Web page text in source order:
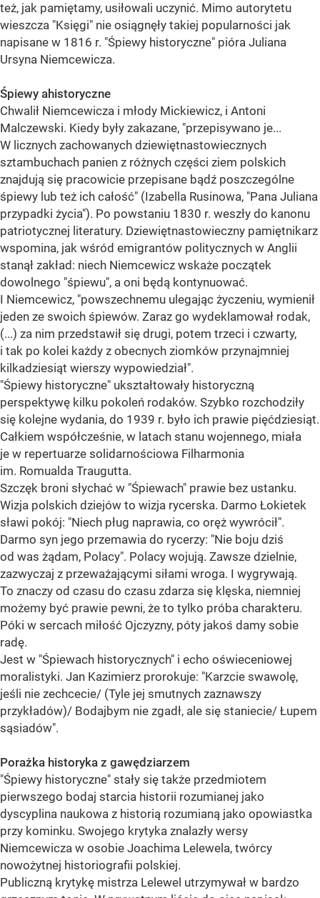
też, jak pamiętamy, usiłowali uczynić. Mimo autorytetu
wieszcza "Księgi" nie osiągnęły takiej popularności jak
napisane w 1816 r. "Śpiewy historyczne" pióra Juliana
Ursyna Niemcewicza.
Śpiewy ahistoryczne
Chwalił Niemcewicza i młody Mickiewicz, i Antoni
Malczewski. Kiedy były zakazane, "przepisywano je...
W licznych zachowanych dziewiętnastowiecznych
sztambuchach panien z różnych części ziem polskich
znajdują się pracowicie przepisane bądź poszczególne
śpiewy lub też ich całość" (Izabella Rusinowa, "Pana Juliana
przypadki życia"). Po powstaniu 1830 r. weszły do kanonu
patriotycznej literatury. Dziewiętnastowieczny pamiętnikarz
wspomina, jak wśród emigrantów politycznych w Anglii
stanął zakład: niech Niemcewicz wskaże początek
dowolnego "śpiewu", a oni będą kontynuować.
I Niemcewicz, "powszechnemu ulegając życzeniu, wymienił
jeden ze swoich śpiewów. Zaraz go wydeklamował rodak,
(...) za nim przedstawił się drugi, potem trzeci i czwarty,
i tak po kolei każdy z obecnych ziomków przynajmniej
kilkadziesiąt wierszy wypowiedział".
"Śpiewy historyczne" ukształtowały historyczną
perspektywę kilku pokoleń rodaków. Szybko rozchodziły
się kolejne wydania, do 1939 r. było ich prawie pięćdziesiąt.
Całkiem współcześnie, w latach stanu wojennego, miała
je w repertuarze solidarnościowa Filharmonia
im. Romualda Traugutta.
Szczęk broni słychać w "Śpiewach" prawie bez ustanku.
Wizja polskich dziejów to wizja rycerska. Darmo Łokietek
sławi pokój: "Niech pług naprawia, co oręż wywrócił".
Darmo syn jego przemawia do rycerzy: "Nie boju dziś
od was żądam, Polacy". Polacy wojują. Zawsze dzielnie,
zazwyczaj z przeważającymi siłami wroga. I wygrywają.
To znaczy od czasu do czasu zdarza się klęska, niemniej
możemy być prawie pewni, że to tylko próba charakteru.
Póki w sercach miłość Ojczyzny, póty jakoś damy sobie
radę.
Jest w "Śpiewach historycznych" i echo oświeceniowej
moralistyki. Jan Kazimierz prorokuje: "Karzcie swawolę,
jeśli nie zechcecie/ (Tyle jej smutnych zaznawszy
przykładów)/ Bodajbym nie zgadł, ale się staniecie/ Łupem
sąsiadów".
Porażka historyka z gawędziarzem
"Śpiewy historyczne" stały się także przedmiotem
pierwszego bodaj starcia historii rozumianej jako
dyscyplina naukowa z historią rozumianą jako opowiastka
przy kominku. Swojego krytyka znalazły wersy
Niemcewicza w osobie Joachima Lelewela, twórcy
nowożytnej historiografii polskiej.
Publiczną krytykę mistrza Lelewel utrzymywał w bardzo